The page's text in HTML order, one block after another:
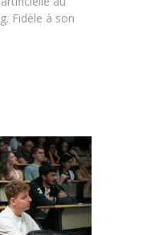
Fidèle à son